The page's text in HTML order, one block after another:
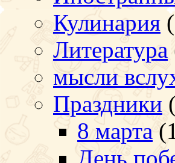
Кулинария
Литература
мысли
Праздники
8 марта